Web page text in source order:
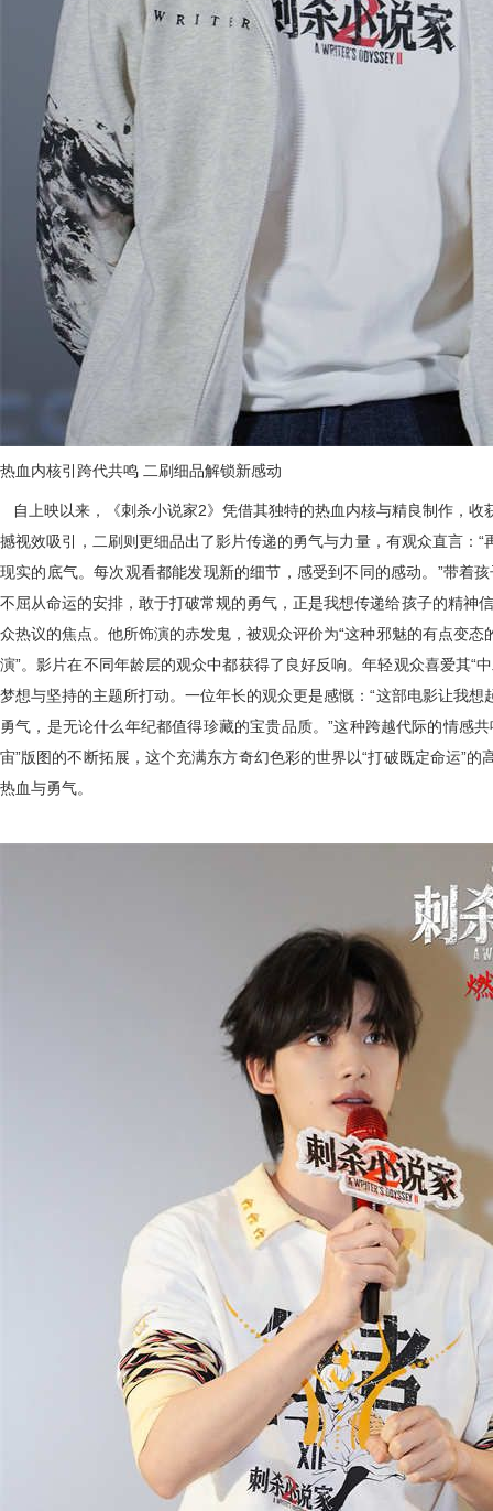
热血内核引跨代共鸣 二刷细品解锁新感动
自上映以来，《刺杀小说家2》凭借其独特的热血内核与精良制作，收
撼视效吸引，二刷则更细品出了影片传递的勇气与力量，有观众直言：“
现实的底气。每次观看都能发现新的细节，感受到不同的感动。 ”带着
不屈从命运的安排，敢于打破常规的勇气，正是我想传递给孩子的精神
众热议的焦点。他所饰演的赤发鬼，被观众评价为“这种邪魅的有点变态
演”。影片在不同年龄层的观众中都获得了良好反响。年轻观众喜爱其“
梦想与坚持的主题所打动。一位年长的观众更是感慨 ：“这部电影让我
勇气，是无论什么年纪都值得珍藏的宝贵品质。”这种跨越代际的情感
宙”版图的不断拓展，这个充满东方奇幻色彩的世界以“打破既定命运”
热血与勇气。